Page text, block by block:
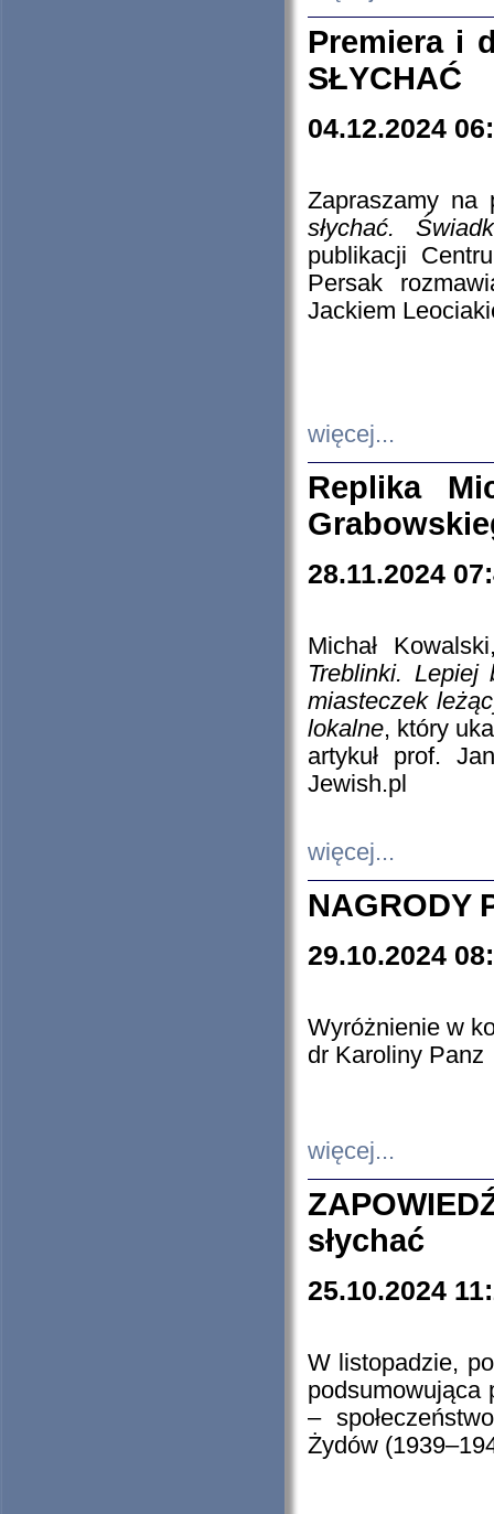
Premiera i
SŁYCHAĆ
04.12.2024
Zapraszamy
słychać.
publikacji
Persak
Jackiem
więcej...
Replika
28.11.2024
Michał
Treblinki. Lepiej
miasteczek
lokalne, który
artykuł prof.
Jewish.pl
więcej...
NAGRODY
29.10.2024
Wyróżnienie w
dr Karoliny Panz
więcej...
słychać
25.10.2024
W listopadzie,
podsumowująca
–
Żydów